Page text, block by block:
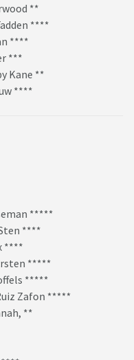
**
****
****
***
Kane **
****
*****
****
****
*****
*****
Zafon *****
**